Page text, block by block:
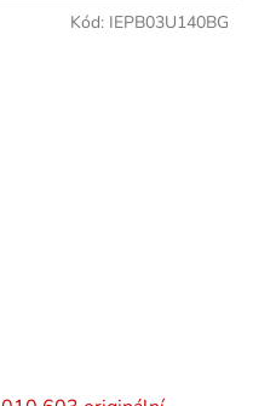
Kód: IEPB03U140BG